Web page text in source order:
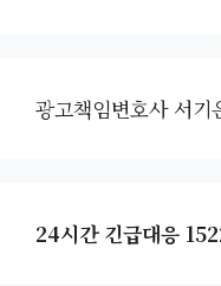
광고책임변호사 서기
24시간 긴급대응